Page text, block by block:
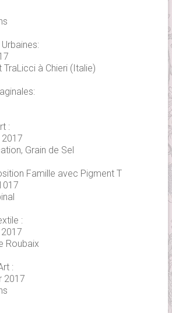
à Chieri (Italie)
:
2017
Grain de Sel
Famille avec Pigment T
:
Roubaix
:
2017